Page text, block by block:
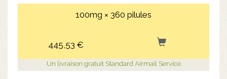
100mg × 360 pilules
445,53 €
Un livraison gratuit Standard Airmail Service